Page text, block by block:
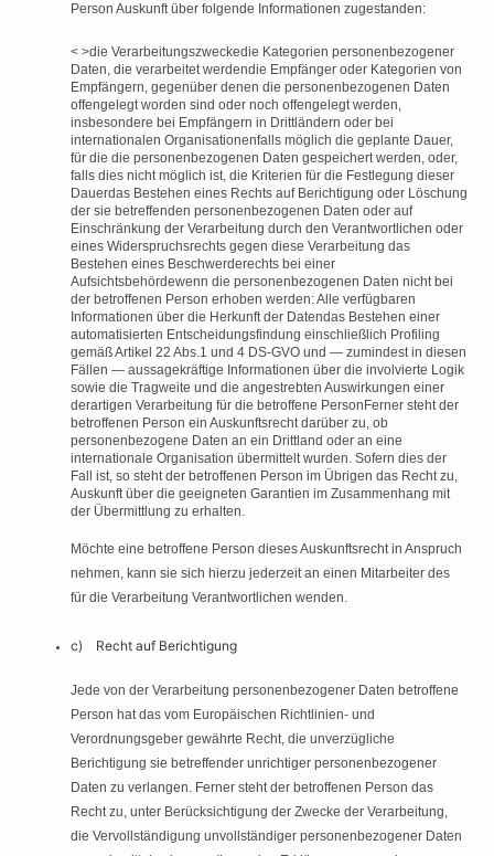
Person Auskunft über folgende Informationen zugestanden:
< >die Verarbeitungszweckedie Kategorien personenbezogener
Daten, die verarbeitet werdendie Empfänger oder Kategorien von
Empfängern, gegenüber denen die personenbezogenen Daten
offengelegt worden sind oder noch offengelegt werden,
insbesondere bei Empfängern in Drittländern oder bei
internationalen Organisationenfalls möglich die geplante Dauer,
für die die personenbezogenen Daten gespeichert werden, oder,
falls dies nicht möglich ist, die Kriterien für die Festlegung dieser
Dauerdas Bestehen eines Rechts auf Berichtigung oder Löschung
der sie betreffenden personenbezogenen Daten oder auf
Einschränkung der Verarbeitung durch den Verantwortlichen oder
eines Widerspruchsrechts gegen diese Verarbeitung das
Bestehen eines Beschwerderechts bei einer
Aufsichtsbehördewenn die personenbezogenen Daten nicht bei
der betroffenen Person erhoben werden: Alle verfügbaren
Informationen über die Herkunft der Datendas Bestehen einer
automatisierten Entscheidungsfindung einschließlich Profiling
gemäß Artikel 22 Abs.1 und 4 DS-GVO und — zumindest in diesen
Fällen — aussagekräftige Informationen über die involvierte Logik
sowie die Tragweite und die angestrebten Auswirkungen einer
derartigen Verarbeitung für die betroffene PersonFerner steht der
betroffenen Person ein Auskunftsrecht darüber zu, ob
personenbezogene Daten an ein Drittland oder an eine
internationale Organisation übermittelt wurden. Sofern dies der
Fall ist, so steht der betroffenen Person im Übrigen das Recht zu,
Auskunft über die geeigneten Garantien im Zusammenhang mit
der Übermittlung zu erhalten.
Möchte eine betroffene Person dieses Auskunftsrecht in Anspruch
nehmen, kann sie sich hierzu jederzeit an einen Mitarbeiter des
für die Verarbeitung Verantwortlichen wenden.
c) Recht auf Berichtigung
Jede von der Verarbeitung personenbezogener Daten betroffene
Person hat das vom Europäischen Richtlinien- und
Verordnungsgeber gewährte Recht, die unverzügliche
Berichtigung sie betreffender unrichtiger personenbezogener
Daten zu verlangen. Ferner steht der betroffenen Person das
Recht zu, unter Berücksichtigung der Zwecke der Verarbeitung,
die Vervollständigung unvollständiger personenbezogener Daten